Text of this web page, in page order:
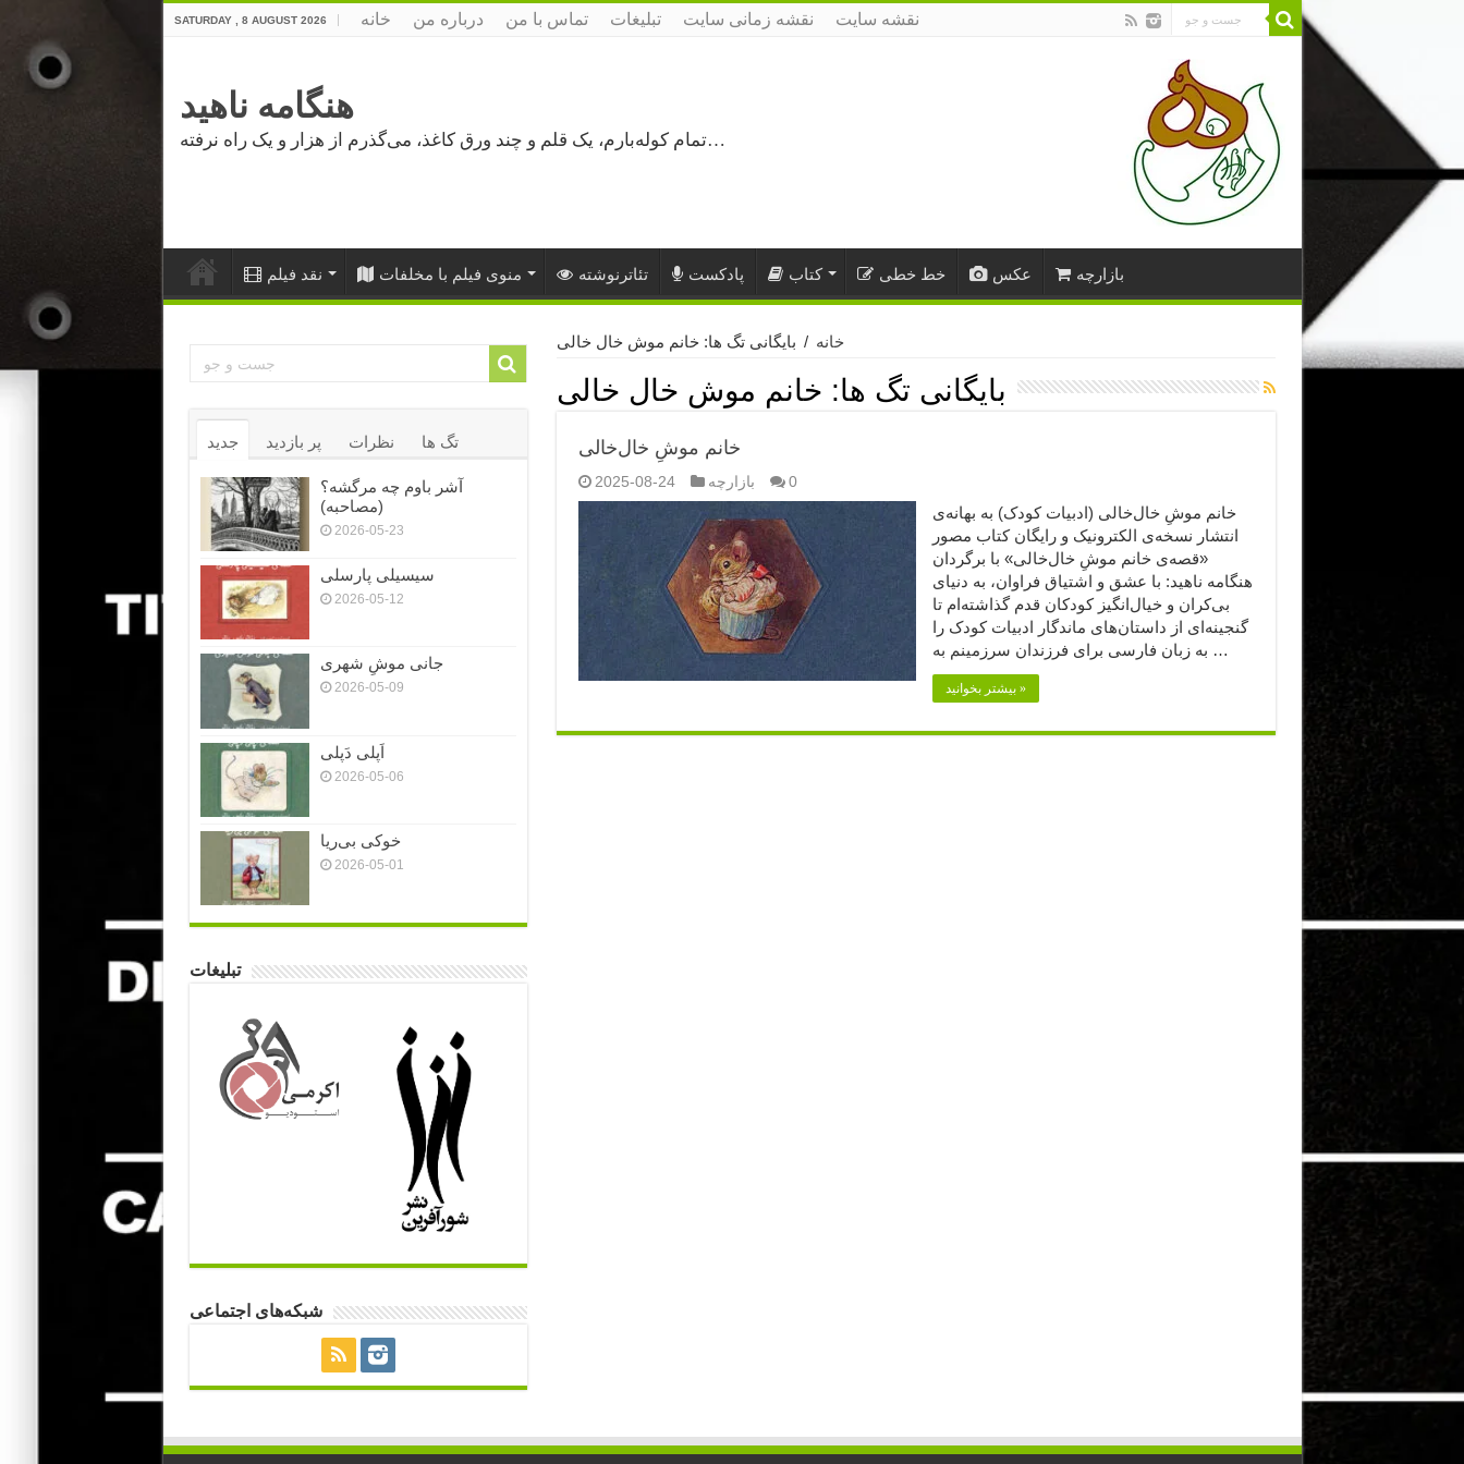
SATURDAY , 8 AUGUST 2026 خانه درباره من تماس با من تبلیغات نقشه زمانی سایت نقشه سایت
هنگامه ناهید
تمام کوله‌بارم، یک قلم و چند ورق کاغذ، می‌گذرم از هزار و یک راه نرفته…
نقد فیلم منوی فیلم با مخلفات تئاترنوشته پادکست کتاب خط خطی عکس بازارچه
خانه / بایگانی تگ ها: خانم موش خال خالی
بایگانی تگ ها: خانم موش خال خالی
خانم موشِ خال‌خالی
2025-08-24 بازارچه 0
خانم موشِ خال‌خالی (ادبیات کودک) به بهانه‌ی
انتشار نسخه‌ی الکترونیک و رایگان کتاب مصور
«قصه‌ی خانم موشِ خال‌خالی» با برگردان
هنگامه ناهید: با عشق و اشتیاق فراوان، به دنیای
بی‌کران و خیال‌انگیز کودکان قدم گذاشته‌ام تا
گنجینه‌ای از داستان‌های ماندگار ادبیات کودک را
به زبان فارسی برای فرزندان سرزمینم به …
بیشتر بخوانید »
جدید پر بازدید نظرات تگ ها
آشر باوم چه مرگشه؟
(مصاحبه)
2026-05-23
سیسیلی پارسلی
2026-05-12
جانی موشِ شهری
2026-05-09
اَپلی دَپلی
2026-05-06
خوکی بی‌ریا
2026-05-01
تبلیغات
شبکه‌های اجتماعی